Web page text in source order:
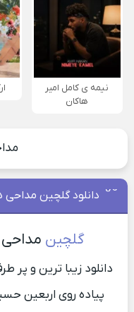
نیمه ی کامل امیر
هاکان
دانلود گلچین مداحی
گلچین مداحی
دانلود زیبا ترین و پر
پیاده روی اربعین